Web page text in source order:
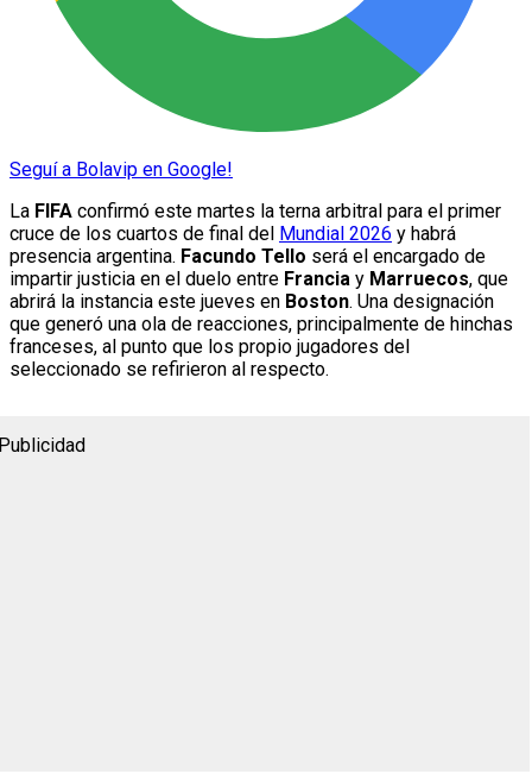
Seguí a Bolavip en Google!
La FIFA confirmó este martes la terna arbitral para el primer
cruce de los cuartos de final del Mundial 2026 y habrá
presencia argentina. Facundo Tello será el encargado de
impartir justicia en el duelo entre Francia y Marruecos, que
abrirá la instancia este jueves en Boston. Una designación
que generó una ola de reacciones, principalmente de hinchas
franceses, al punto que los propio jugadores del
seleccionado se refirieron al respecto.